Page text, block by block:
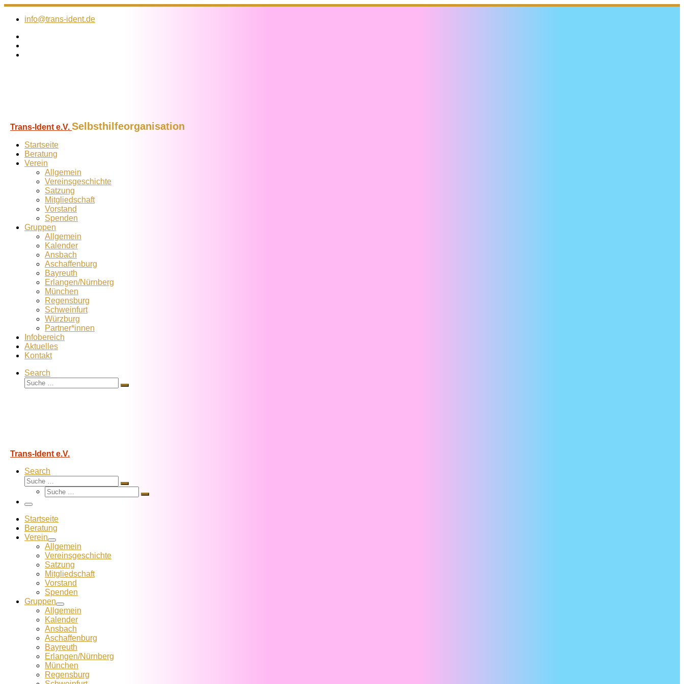
Zum
Inhalt
info@trans-ident.de
Trans-Ident e.V. Selbsthilfeorganisation
Startseite
Beratung
Verein
Allgemein
Vereins­geschichte
Satzung
Mitglied­schaft
Vorstand
Spenden
Gruppen
Allgemein
Kalender
Ansbach
Aschaffenburg
Bayreuth
Erlangen/Nürnberg
München
Regensburg
Schweinfurt
Würzburg
Partner*innen
Infobereich
Aktuelles
Kontakt
Search
Suche
Suche
Trans-Ident e.V.
Search
Suche
Suche
Suche
Suche
Menü
Startseite
Beratung
Verein
Allgemein
Vereins­geschichte
Satzung
Mitglied­schaft
Vorstand
Spenden
Gruppen
Allgemein
Kalender
Ansbach
Aschaffenburg
Bayreuth
Erlangen/Nürnberg
München
Regensburg